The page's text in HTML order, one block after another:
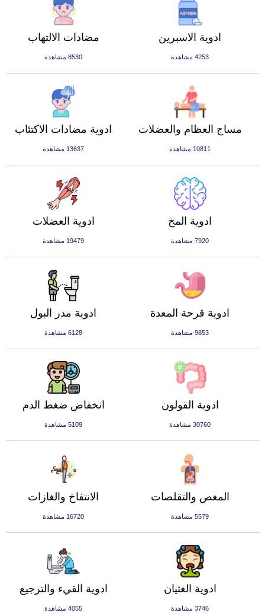
مضادات الالتهاب
8530 مشاهدة
ادوية الاسبرين
4253 مشاهدة
ادوية مضادات الاكتئاب
13637 مشاهدة
مساج العظام والعضلات
10811 مشاهدة
ادوية العضلات
19479 مشاهدة
ادوية المخ
7920 مشاهدة
ادوية مدر البول
6128 مشاهدة
ادوية قرحة المعدة
9853 مشاهدة
انخفاض ضغط الدم
5109 مشاهدة
ادوية القولون
30760 مشاهدة
الانتفاخ والغازات
16720 مشاهدة
المغص والتقلصات
5579 مشاهدة
ادوية القيء والترجيع
4055 مشاهدة
ادوية الغثيان
3746 مشاهدة